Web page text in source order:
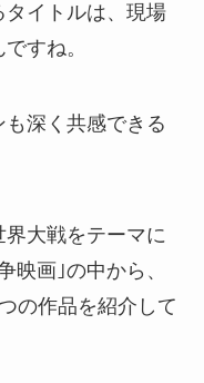
イトルは、現場
すね。
深く共感できる
大戦をテーマに
映画｣の中から、
の作品を紹介して